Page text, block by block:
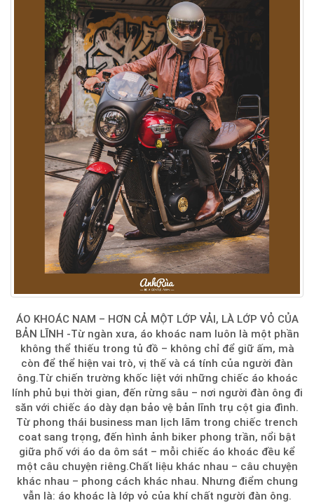
ÁO KHOÁC NAM – HƠN CẢ MỘT LỚP VẢI, LÀ LỚP VỎ CỦA
BẢN LĨNH -Từ ngàn xưa, áo khoác nam luôn là một phần
không thể thiếu trong tủ đồ – không chỉ để giữ ấm, mà
còn để thể hiện vai trò, vị thế và cá tính của người đàn
ông.Từ chiến trường khốc liệt với những chiếc áo khoác
lính phủ bụi thời gian, đến rừng sâu – nơi người đàn ông đi
săn với chiếc áo dày dạn bảo vệ bản lĩnh trụ cột gia đình.
Từ phong thái business man lịch lãm trong chiếc trench
coat sang trọng, đến hình ảnh biker phong trần, nổi bật
giữa phố với áo da ôm sát – mỗi chiếc áo khoác đều kể
một câu chuyện riêng.Chất liệu khác nhau – câu chuyện
khác nhau – phong cách khác nhau. Nhưng điểm chung
vẫn là: áo khoác là lớp vỏ của khí chất người đàn ông.